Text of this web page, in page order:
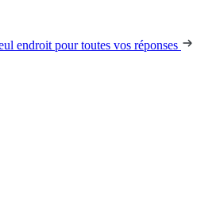
endroit pour toutes vos réponses